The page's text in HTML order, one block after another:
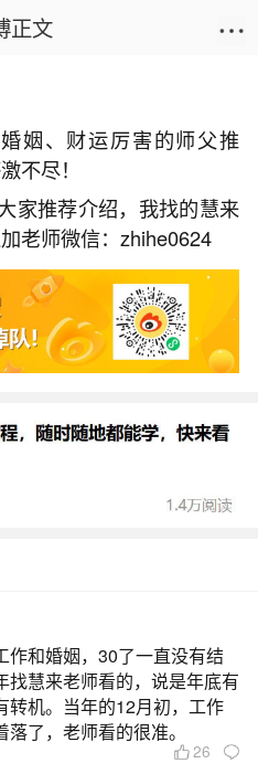
出生的猴
15:51:48 6 5 赞
的猴都是很常见的问
能会引起大麻烦，下面就
：
的运势和财运如何
人2026年整体运势平稳
防小人暗中作梗。进入
昌”吉星加持，思维更清
升职或接新项目机会增
出差驻外或开分店的动
。财运方面虽无暴富之
正文
、财运厉害的师父推
不尽！
家推荐介绍，我找的慧来
老师微信：zhihe0624
作和婚姻，30了一直没有结
找慧来老师看的，说是年底有
转机。当年的12月初，工作
了，老师看的很准。
26